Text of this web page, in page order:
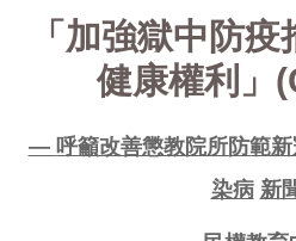
「加強獄中防
健康權利」
— 呼籲改善懲教院所防範
染病 新